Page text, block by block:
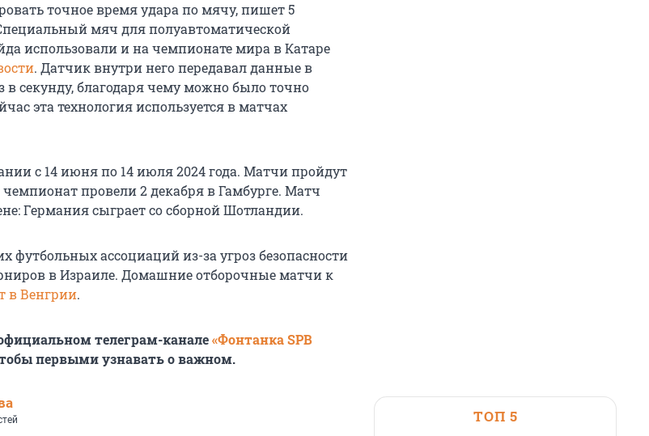
точное время удара по мячу, пишет 5
мяч для полуавтоматической
использовали и на чемпионате мира в Катаре
. Датчик внутри него передавал данные в
в секунду, благодаря чему можно было точно
эта технология используется в матчах
с 14 июня по 14 июля 2024 года. Матчи пройдут
чемпионат провели 2 декабря в Гамбурге. Матч
Германия сыграет со сборной Шотландии.
футбольных ассоциаций из-за угроз безопасности
в Израиле. Домашние отборочные матчи к
в Венгрии.
телеграм-канале«Фонтанка SPB
первыми узнавать о важном.
ТОП 5